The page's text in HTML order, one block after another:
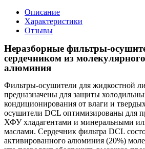
Описание
Характеристики
Отзывы
Неразборные фильтры-
сердечником из
алюминия
Фильтры-осушители для жидкостной
предназначены для защиты
кондиционирования от влаги и
осушители DCL оптимизированы для
ХФУ хладагентами и минеральными
маслами. Сердечник фильтра DCL
активированного алюминия (20%)